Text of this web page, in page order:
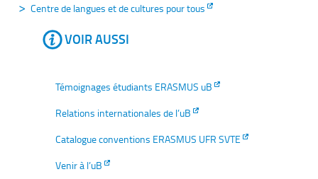
Centre de langues et de cultures pour tous
VOIR AUSSI
Témoignages étudiants ERASMUS uB
Relations internationales de l’uB
Catalogue conventions ERASMUS UFR SVTE
Venir à l’uB